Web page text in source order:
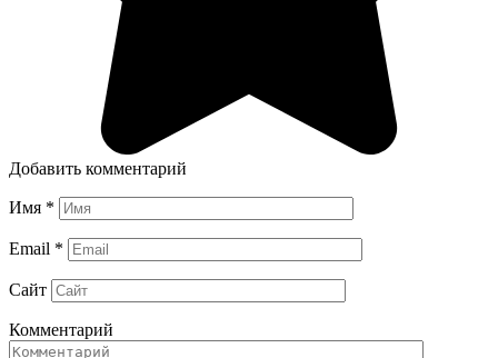
Добавить комментарий
Имя *
Email *
Сайт
Комментарий